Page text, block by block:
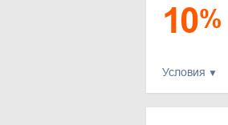
10%
Условия